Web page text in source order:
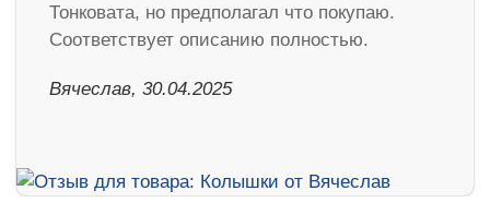
Тонковата, но предполагал что покупаю.
Соответствует описанию полностью.
Вячеслав, 30.04.2025